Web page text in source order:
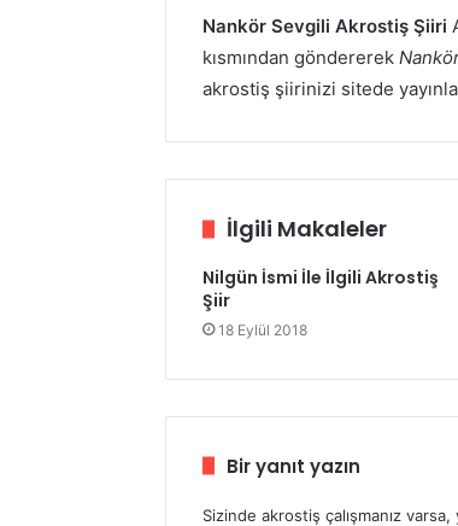
Nankör Sevgili Akrostiş Şiiri
kısmından göndererek
akrostiş şiirinizi sitede
İlgili Makaleler
Nilgün İsmi İle İlgili Akrostiş
Şiir
18 Eylül 2018
Bir yanıt yazın
Sizinde akrostiş çalışmanız